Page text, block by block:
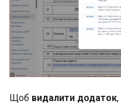
Щоб видалити додаток